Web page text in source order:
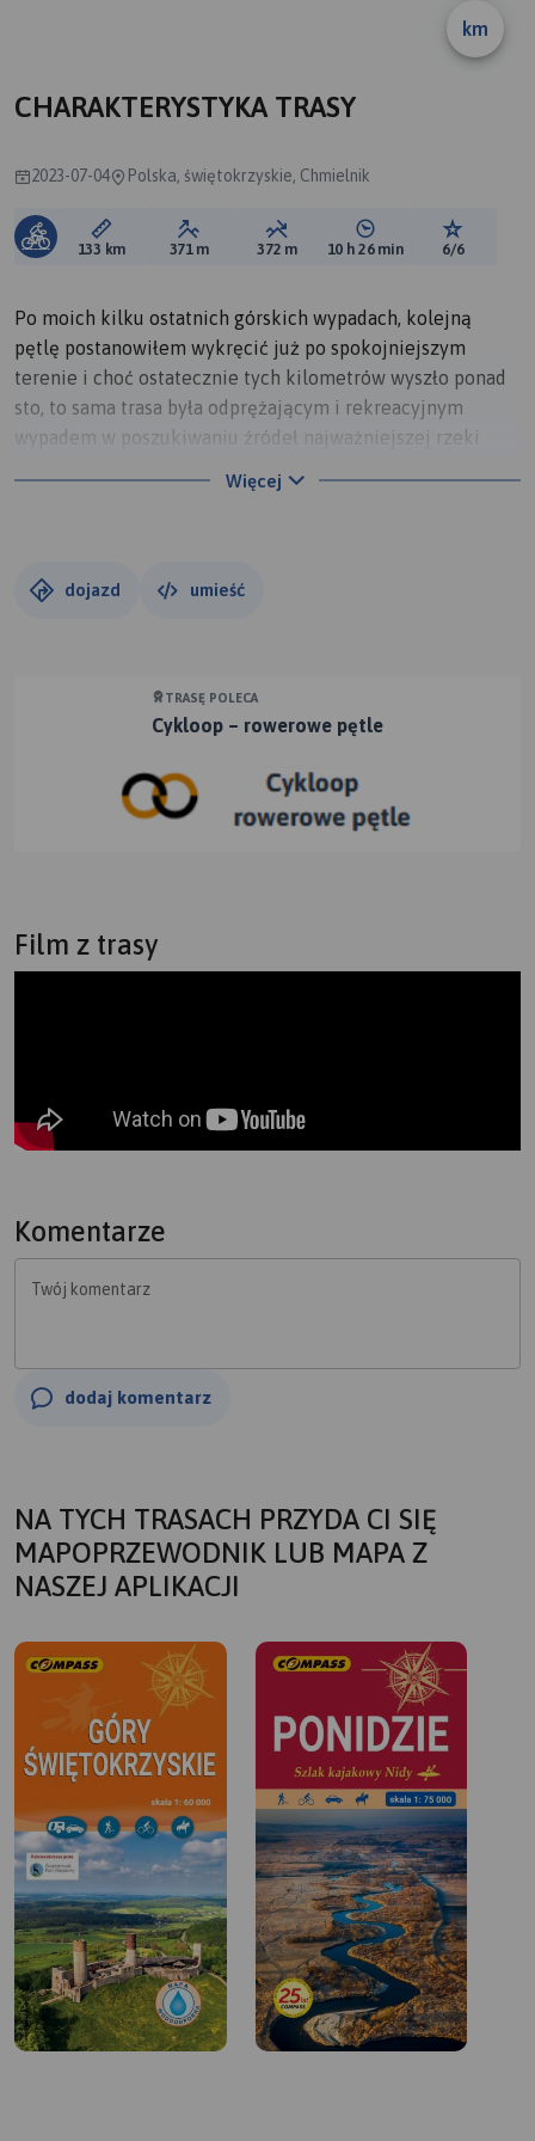
km
CHARAKTERYSTYKA TRASY
2023-07-04 Polska, świętokrzyskie, Chmielnik
Długość trasy:
133 km Suma przewyższeń:
371 m Suma spadków:
372 m Średni czas potrzebny
10 h 26 min Ocena
6/6
Po moich kilku ostatnich górskich wypadach, kolejną
pętlę postanowiłem wykręcić już po spokojniejszym
terenie i choć ostatecznie tych kilometrów wyszło ponad
sto, to sama trasa była odprężającym i rekreacyjnym
wypadem w poszukiwaniu źródeł najważniejszej rzeki
wodne akweny wodne w Borkowie i Morawicy, oraz ruiny
znanych rowerowych tras w Polsce.
świętokrzyskiej pętli.
Więcej
dojazd umieść
TRASĘ POLECA
Cykloop – rowerowe pętle
Film z trasy
Komentarze
Twój komentarz
dodaj komentarz
NA TYCH TRASACH PRZYDA CI SIĘ
MAPOPRZEWODNIK LUB MAPA Z
NASZEJ APLIKACJI